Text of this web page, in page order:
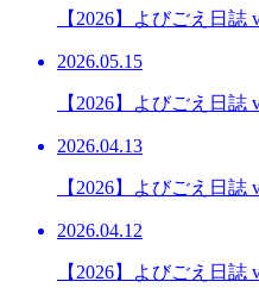
【2026】よびごえ日
2026.05.15
【2026】よびごえ日
2026.04.13
【2026】よびごえ日誌
2026.04.12
【2026】よびごえ日誌